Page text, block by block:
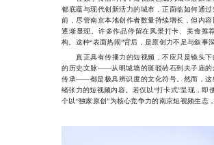
都底蕴与现代创新活力的城市，正面临如何通
前，尽管南京本地创作者数量持续增长，但内
逐渐显现。许多作品停留在风景打卡、美食推
构。这种“表面热闹”背后，是原创力不足与叙事
真正具有传播力的短视频，不应只是镜头下
的历史文脉——从明城墙的斑驳砖石到夫子庙的
传承——都是极具辨识度的文化符号。然而，这
绪张力的短视频内容。若仅以“打卡式”呈现，即
个以“独家原创”为核心竞争力的南京短视频生态